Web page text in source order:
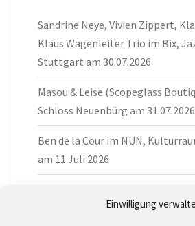
Einwilligung
Sandrine Neye, Vivien Zippert,
Klaus Wagenleiter Trio im Bix,
Stuttgart am 30.07.2026
Masou & Leise (Scopeglass
Schloss Neuenbürg am 31.07.2026
Ben de la Cour im NUN,
am 11.Juli 2026